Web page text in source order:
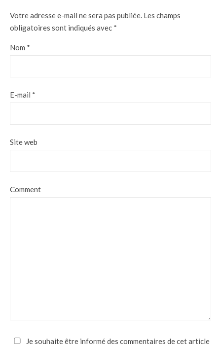
Votre adresse e-mail ne sera pas publiée. Les champs
obligatoires sont indiqués avec *
Nom *
E-mail *
Site web
Comment
Je souhaite être informé des commentaires de cet article